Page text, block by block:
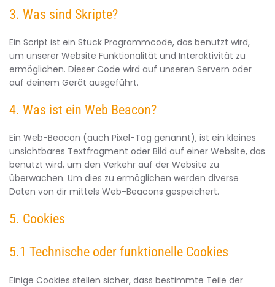
3. Was sind Skripte?
Ein Script ist ein Stück Programmcode, das benutzt wird,
um unserer Website Funktionalität und Interaktivität zu
ermöglichen. Dieser Code wird auf unseren Servern oder
auf deinem Gerät ausgeführt.
4. Was ist ein Web Beacon?
Ein Web-Beacon (auch Pixel-Tag genannt), ist ein kleines
unsichtbares Textfragment oder Bild auf einer Website, das
benutzt wird, um den Verkehr auf der Website zu
überwachen. Um dies zu ermöglichen werden diverse
Daten von dir mittels Web-Beacons gespeichert.
5. Cookies
5.1 Technische oder funktionelle Cookies
Einige Cookies stellen sicher, dass bestimmte Teile der